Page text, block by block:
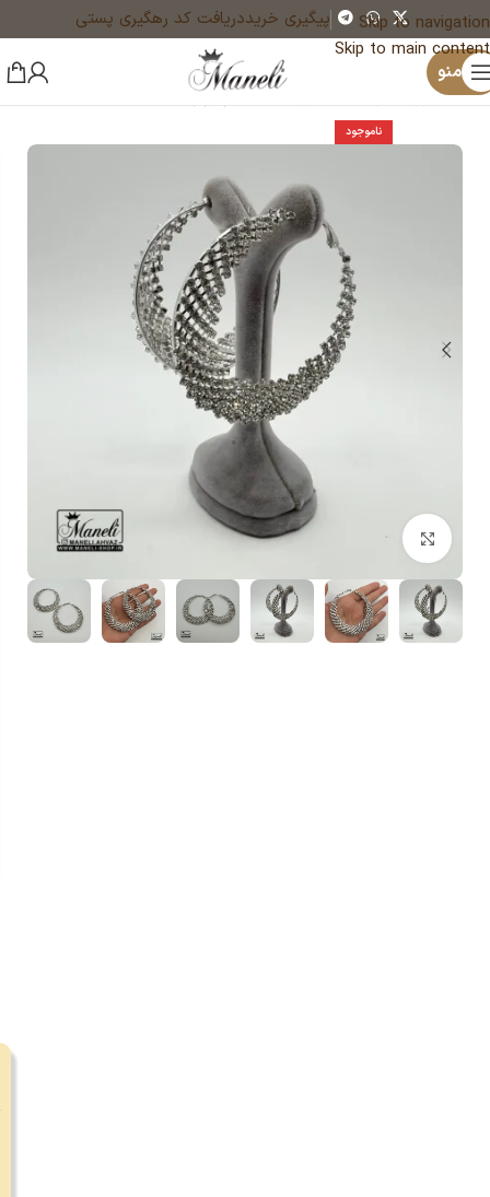
Skip to navigation
Skip to main content
پیگیری خریددریافت کد رهگیری پستی
منو
خانه زیورآلات و بدلیجات رنگ ثابت گوشواره
ناموجود
بزرگنمایی تصویر
×